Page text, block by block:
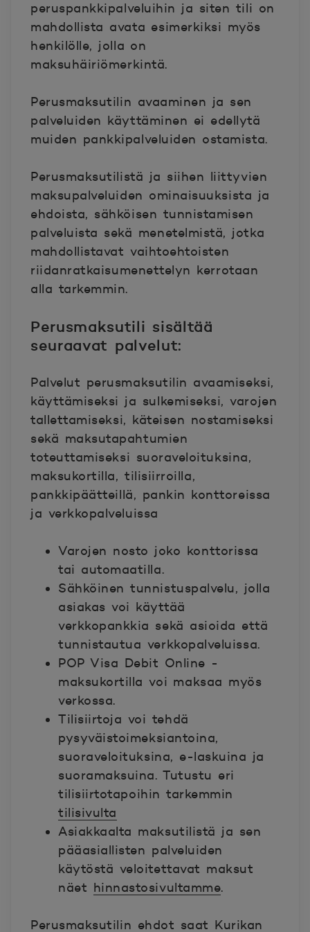
peruspankkipalveluihin ja siten tili on
mahdollista avata esimerkiksi myös
henkilölle, jolla on
maksuhäiriömerkintä.
Perusmaksutilin avaaminen ja sen
palveluiden käyttäminen ei edellytä
muiden pankkipalveluiden ostamista.
Perusmaksutilistä ja siihen liittyvien
maksupalveluiden ominaisuuksista ja
ehdoista, sähköisen tunnistamisen
palveluista sekä menetelmistä, jotka
mahdollistavat vaihtoehtoisten
riidanratkaisumenettelyn kerrotaan
alla tarkemmin.
Perusmaksutili sisältää
seuraavat palvelut:
Palvelut perusmaksutilin avaamiseksi,
käyttämiseksi ja sulkemiseksi, varojen
tallettamiseksi, käteisen nostamiseksi
sekä maksutapahtumien
toteuttamiseksi suoraveloituksina,
maksukortilla, tilisiirroilla,
pankkipäätteillä, pankin konttoreissa
ja verkkopalveluissa
Varojen nosto joko konttorissa
tai automaatilla.
Sähköinen tunnistuspalvelu, jolla
asiakas voi käyttää
verkkopankkia sekä asioida että
tunnistautua verkkopalveluissa.
POP Visa Debit Online -
maksukortilla voi maksaa myös
verkossa.
Tilisiirtoja voi tehdä
pysyväistoimeksiantoina,
suoraveloituksina, e-laskuina ja
suoramaksuina. Tutustu eri
tilisiirtotapoihin tarkemmin
tilisivulta
Asiakkaalta maksutilistä ja sen
pääasiallisten palveluiden
käytöstä veloitettavat maksut
näet hinnastosivultamme.
Perusmaksutilin ehdot saat Kurikan